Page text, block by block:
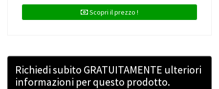
Scopri il prezzo !
Richiedi subito GRATUITAMENTE ulteriori
informazioni per questo prodotto.